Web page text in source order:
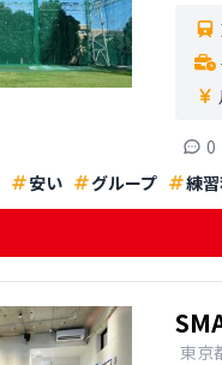
0
安い グループ 練
東京